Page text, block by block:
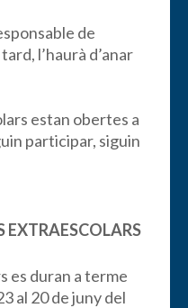
de
l’haurà d’anar
estan obertes a
participar, siguin
es duran a terme
al 20 de juny del